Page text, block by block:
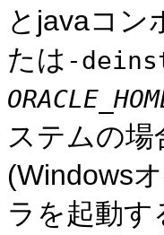
とjavaコン
たは -
ステムの場
(Windows
ラを起動